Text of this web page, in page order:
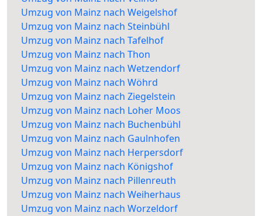
Umzug von Mainz nach Weigelshof
Umzug von Mainz nach Steinbühl
Umzug von Mainz nach Tafelhof
Umzug von Mainz nach Thon
Umzug von Mainz nach Wetzendorf
Umzug von Mainz nach Wöhrd
Umzug von Mainz nach Ziegelstein
Umzug von Mainz nach Loher Moos
Umzug von Mainz nach Buchenbühl
Umzug von Mainz nach Gaulnhofen
Umzug von Mainz nach Herpersdorf
Umzug von Mainz nach Königshof
Umzug von Mainz nach Pillenreuth
Umzug von Mainz nach Weiherhaus
Umzug von Mainz nach Worzeldorf